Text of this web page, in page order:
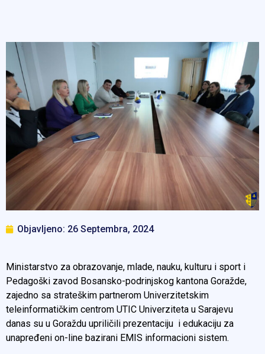
Objavljeno: 26 Septembra, 2024
Ministarstvo za obrazovanje, mlade, nauku, kulturu i sport i
Pedagoški zavod Bosansko-podrinjskog kantona Goražde,
zajedno sa strateškim partnerom Univerzitetskim
teleinformatičkim centrom UTIC Univerziteta u Sarajevu
danas su u Goraždu upriličili prezentaciju i edukaciju za
unapređeni on-line bazirani EMIS informacioni sistem.